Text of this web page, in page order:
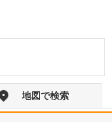
地図で検索